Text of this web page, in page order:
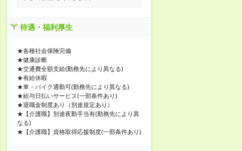
待遇・福利厚生
★各種社会保険完備
★健康診断
★交通費全額支給(勤務先により異なる)
★有給休暇
★車・バイク通勤可(勤務先により異なる)
★給与日払いサービス(一部条件あり)
★退職金制度あり（別途規定あり）
★【介護職】別途夜勤手当有(勤務先により異
なる)
★【介護職】資格取得応援制度(一部条件あり)